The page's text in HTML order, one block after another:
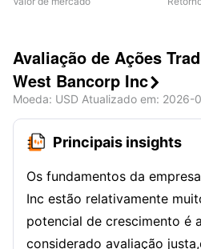
Avaliação de Ações
West Bancorp Inc
Moeda: USD Atualizado em: 2026-
Principais insights
Os fundamentos da
Inc estão relativamente
potencial de crescimento é
considerado avaliação